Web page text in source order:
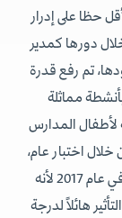
حظا على إدرار
دورها كمدير
تم رفع قدرة
مماثلة
لأطفال المدارس
اختبار عام،
بما في ذلك سؤال حول المعرفة العامة. كان هذا في عام 2017 لأنه
هائلاً لدرجة